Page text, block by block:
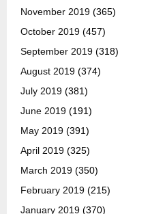
November 2019 (365)
October 2019 (457)
September 2019 (318)
August 2019 (374)
July 2019 (381)
June 2019 (191)
May 2019 (391)
April 2019 (325)
March 2019 (350)
February 2019 (215)
January 2019 (370)